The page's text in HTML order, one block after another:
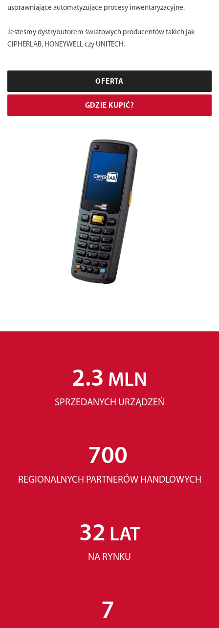
usprawniające automatyzujące procesy inwentaryzacyjne.
Jesteśmy dystrybutorem światowych producentów takich jak
CIPHERLAB, HONEYWELL czy UNITECH.
OFERTA
GDZIE KUPIĆ?
2.3 MLN
SPRZEDANYCH URZĄDZEŃ
700
REGIONALNYCH PARTNERÓW HANDLOWYCH
32 LAT
NA RYNKU
7